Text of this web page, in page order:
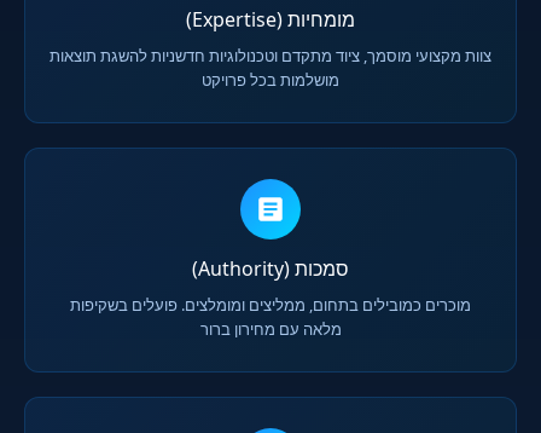
מומחיות (Expertise)
צוות מקצועי מוסמך, ציוד מתקדם וטכנולוגיות חדשניות להשגת תוצאות
מושלמות בכל פרויקט
סמכות (Authority)
מוכרים כמובילים בתחום, ממליצים ומומלצים. פועלים בשקיפות
מלאה עם מחירון ברור